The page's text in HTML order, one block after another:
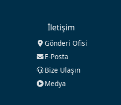
İletişim
Gönderi Ofisi
E-Posta
Bize Ulaşın
Medya